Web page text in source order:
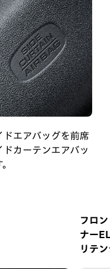
ドエアバッグを前席
カーテンエアバッ
フロ
ナー
リテ